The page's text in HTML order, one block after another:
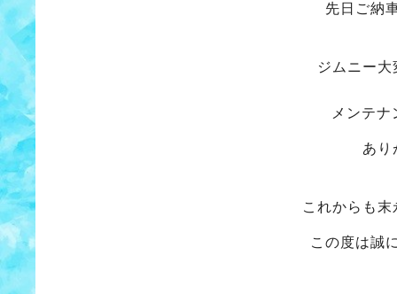
先日ご納
ジムニー
メンテ
あり
これからも
この度は誠